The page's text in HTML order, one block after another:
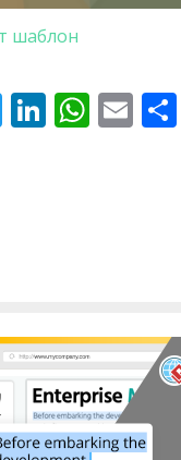
шаблон
Twitter
LinkedIn